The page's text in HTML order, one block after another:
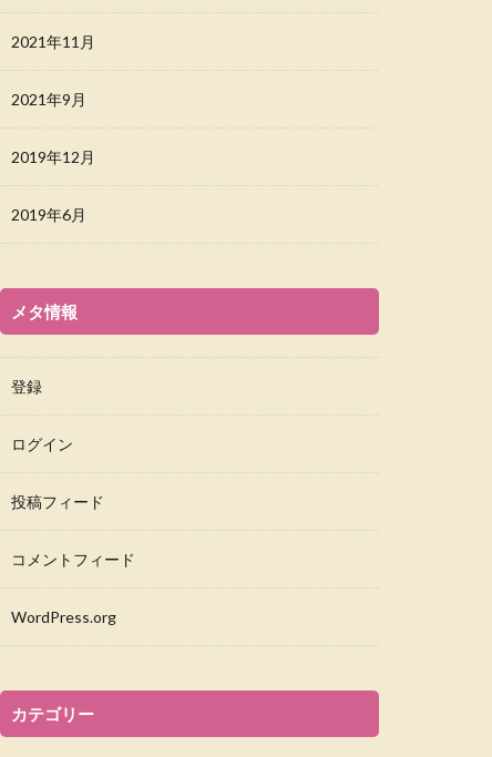
2021年11月
2021年9月
2019年12月
2019年6月
メタ情報
登録
ログイン
投稿フィード
コメントフィード
WordPress.org
カテゴリー